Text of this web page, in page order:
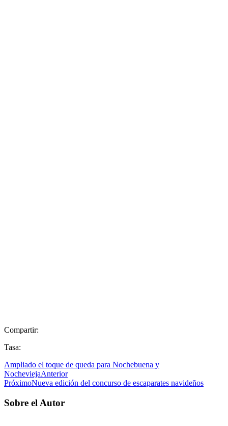
Compartir:
Tasa:
Ampliado el toque de queda para Nochebuena y
NocheviejaAnterior
PróximoNueva edición del concurso de escaparates navideños
Sobre el Autor